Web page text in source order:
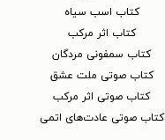
کتاب اسب سیاه
کتاب اثر مرکب
کتاب سمفونی مردگان
کتاب صوتی ملت عشق
کتاب صوتی اثر مرکب
کتاب صوتی عادت‌های اتمی